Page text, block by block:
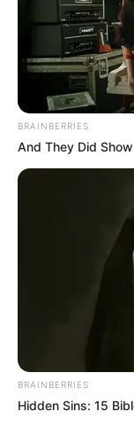
BRAINBERRIES
And They Did
BRAINBERRIES
Hidden Sins: 15